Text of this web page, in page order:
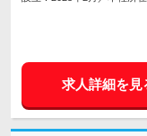
求人詳細を見